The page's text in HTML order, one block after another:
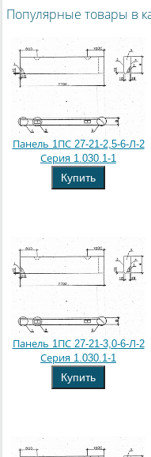
Популярные товары в
Панель 1ПС 27-21-2,5-6-Л-2
Серия 1.030.1-1
Купить
Панель 1ПС 27-21-3,0-6-Л-2
Серия 1.030.1-1
Купить